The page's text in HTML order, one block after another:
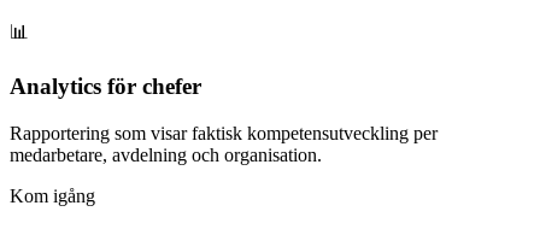
📊
Analytics för chefer
Rapportering som visar faktisk kompetensutveckling per
medarbetare, avdelning och organisation.
Kom igång